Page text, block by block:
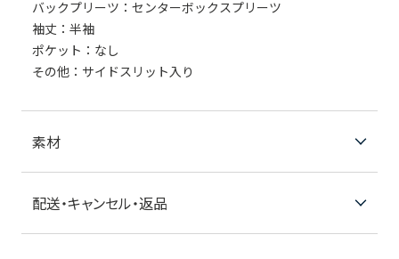
バックプリーツ：センターボックスプリーツ
袖丈：半袖
ポケット：なし
その他：サイドスリット入り
素材
配送・キャンセル・返品